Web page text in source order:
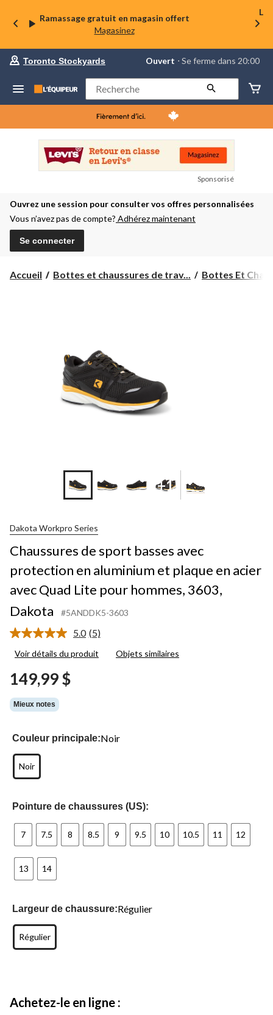
Ramassage gratuit en magasin offert
Magasinez
La
votre
préféré
Toronto
Stockyards,
courament
Ouvert,
ferme
dans
changer
Toronto Stockyards Ouvert ⋅ Se ferme dans 20:00
Rechercher
Sponsorisé
Ouvrez une session pour consulter vos offres personnalisées
Vous n’avez pas de compte? Adhérez maintenant
Se connecter
Accueil Bottes et chaussures de trav... Bottes Et
+1
Dakota Workpro Series
Chaussures de sport basses avec
protection en aluminium et plaque en acier
avec Quad Lite pour hommes, 3603,
Dakota
#5ANDDK5-3603
5.0 Lire
5
(5)
Voir détails du produit Objets similaires
149,99 $
Mieux notes
Couleur principale:Noir
Noir
Pointure de chaussures (US):
7 7.5 8 8.5 9 9.5 10 10.5 11 12
13 14
Largeur de chaussure:Régulier
Régulier
Achetez-le en ligne :